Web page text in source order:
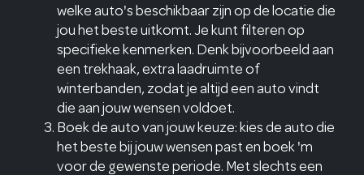
welke auto's beschikbaar zijn op de locatie die
jou het beste uitkomt. Je kunt filteren op
specifieke kenmerken. Denk bijvoorbeeld aan
een trekhaak, extra laadruimte of
winterbanden, zodat je altijd een auto vindt
die aan jouw wensen voldoet.
Boek de auto van jouw keuze: kies de auto die
het beste bij jouw wensen past en boek 'm
voor de gewenste periode. Met slechts een